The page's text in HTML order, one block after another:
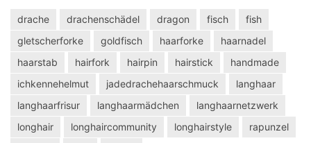
drache drachenschädel dragon fisch
fish
gletscherforke
goldfisch haarforke
haarnadel
haarstab
hairfork hairpin hairstick
handmade
ichkennehelmut
jadedrachehaarschmuck
langhaar
langhaarfrisur
langhaarmädchen
langhaarnetzwerk
longhair
longhaircommunity longhairstyle
rapunzel